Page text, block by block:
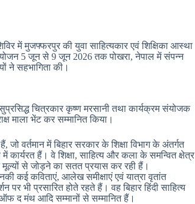
में मुजफ्फरपुर की युवा साहित्यकार एवं शिक्षिका आस्था
आयोजन 5 जून से 9 जून 2026 तक पोखरा, नेपाल में संपन्न
ने सहभागिता की।
चित्रकार कृष्ण मरसानी तथा कार्यक्रम संयोजक
माला भेंट कर सम्मानित किया।
वर्तमान में बिहार सरकार के शिक्षा विभाग के अंतर्गत
हैं। वे शिक्षा, साहित्य और कला के समन्वित क्षेत्र
से जोड़ने का सतत प्रयास कर रही हैं।
कई कविताएं, आलेख समीक्षाएं एवं यात्रा वृतांत
भी प्रसारित होते रहते हैं। वह बिहार हिंदी साहित्य
ऑफ द मंथ आदि सम्मानों से सम्मानित हैं।